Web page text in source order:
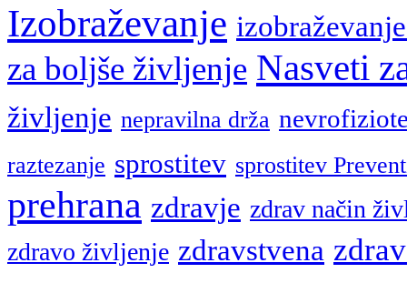
Izobraževanje
za boljše življenje Nasveti
življenje nepravilna drža
raztezanje sprostitev sprostitev
prehrana zdravje zdrav način
zdravo življenje zdravstvena